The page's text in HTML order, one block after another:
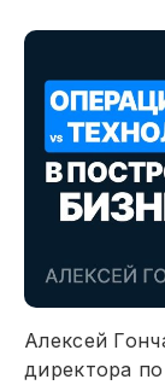
Алексей
директора